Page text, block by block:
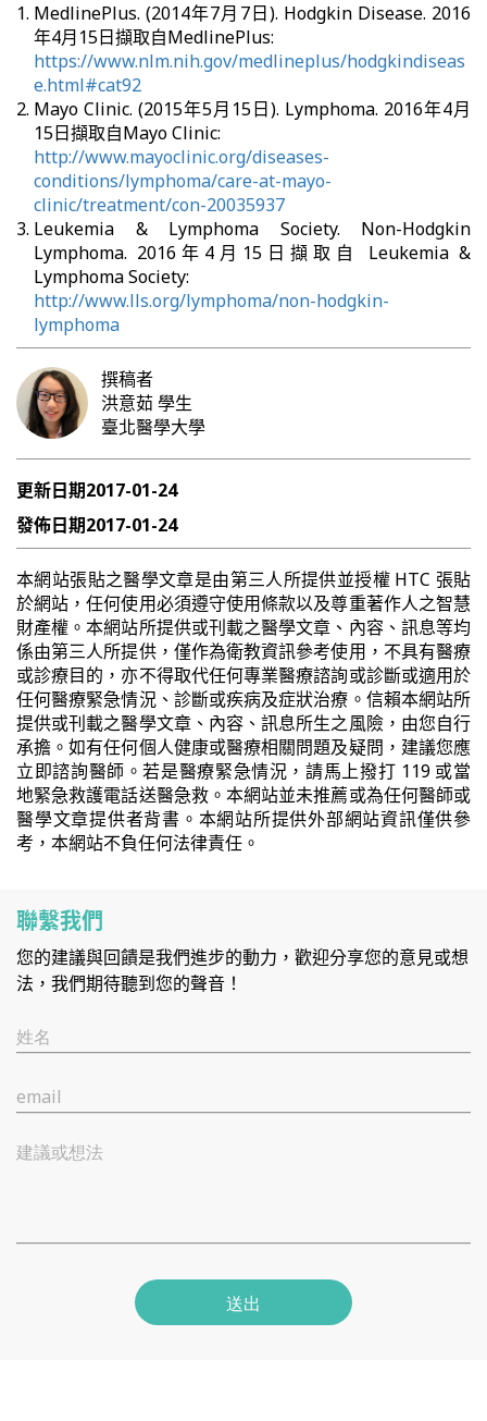
MedlinePlus. (2014年7月7日). Hodgkin Disease. 2016
年4月15日擷取自MedlinePlus:
https://www.nlm.nih.gov/medlineplus/hodgkindiseas
e.html#cat92
Mayo Clinic. (2015年5月15日). Lymphoma. 2016年4月
15日擷取自Mayo Clinic:
http://www.mayoclinic.org/diseases-
conditions/lymphoma/care-at-mayo-
clinic/treatment/con-20035937
Leukemia & Lymphoma Society. Non-Hodgkin
Lymphoma. 2016年4月15日擷取自 Leukemia &
Lymphoma Society:
http://www.lls.org/lymphoma/non-hodgkin-
lymphoma
撰稿者
洪意茹學生
臺北醫學大學
更新日期2017-01-24
發佈日期2017-01-24
本網站張貼之醫學文章是由第三人所提供並授權 HTC 張貼
於網站，任何使用必須遵守使用條款以及尊重著作人之智慧
財產權。本網站所提供或刊載之醫學文章、內容、訊息等均
係由第三人所提供，僅作為衛教資訊參考使用，不具有醫療
或診療目的，亦不得取代任何專業醫療諮詢或診斷或適用於
任何醫療緊急情況、診斷或疾病及症狀治療。信賴本網站所
提供或刊載之醫學文章、內容、訊息所生之風險，由您自行
承擔。如有任何個人健康或醫療相關問題及疑問，建議您應
立即諮詢醫師。若是醫療緊急情況，請馬上撥打 119 或當
地緊急救護電話送醫急救。本網站並未推薦或為任何醫師或
醫學文章提供者背書。本網站所提供外部網站資訊僅供參
考，本網站不負任何法律責任。
聯繫我們
您的建議與回饋是我們進步的動力，歡迎分享您的意見或想
法，我們期待聽到您的聲音！
姓名
email
建議或想法
送出